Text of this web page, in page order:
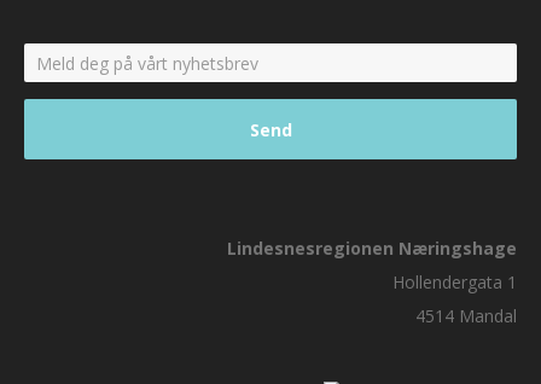
Lindesnesregionen Næringshage
Hollendergata 1
4514 Mandal